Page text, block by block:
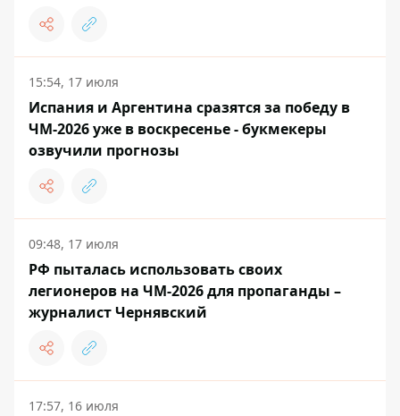
15:54, 17 июля
Испания и Аргентина сразятся за победу в
ЧМ-2026 уже в воскресенье - букмекеры
озвучили прогнозы
09:48, 17 июля
РФ пыталась использовать своих
легионеров на ЧМ-2026 для пропаганды –
журналист Чернявский
17:57, 16 июля